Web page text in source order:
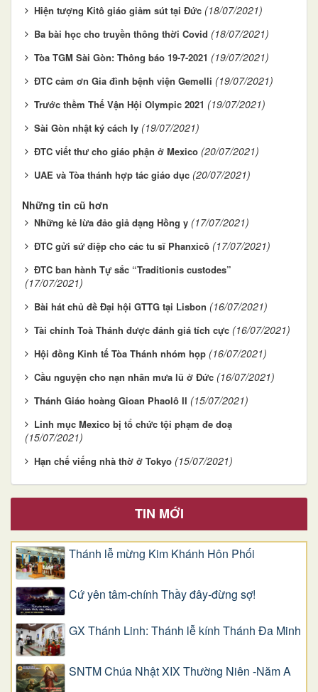
Hiện tượng Kitô giáo giảm sút tại Đức (18/07/2021)
Ba bài học cho truyền thông thời Covid (18/07/2021)
Tòa TGM Sài Gòn: Thông báo 19-7-2021 (19/07/2021)
ĐTC cảm ơn Gia đình bệnh viện Gemelli (19/07/2021)
Trước thềm Thế Vận Hội Olympic 2021 (19/07/2021)
Sài Gòn nhật ký cách ly (19/07/2021)
ĐTC viết thư cho giáo phận ở Mexico (20/07/2021)
UAE và Tòa thánh hợp tác giáo dục (20/07/2021)
Những tin cũ hơn
Những kẻ lừa đảo giả dạng Hồng y (17/07/2021)
ĐTC gửi sứ điệp cho các tu sĩ Phanxicô (17/07/2021)
ĐTC ban hành Tự sắc “Traditionis custodes”
(17/07/2021)
Bài hát chủ đề Đại hội GTTG tại Lisbon (16/07/2021)
Tài chính Toà Thánh được đánh giá tích cực (16/07/2021)
Hội đồng Kinh tế Tòa Thánh nhóm họp (16/07/2021)
Cầu nguyện cho nạn nhân mưa lũ ở Đức (16/07/2021)
Thánh Giáo hoàng Gioan Phaolô II (15/07/2021)
Linh mục Mexico bị tổ chức tội phạm đe doạ
(15/07/2021)
Hạn chế viếng nhà thờ ở Tokyo (15/07/2021)
TIN MỚI
Thánh lễ mừng Kim Khánh Hôn Phối
Cứ yên tâm-chính Thầy đây-đừng sợ!
GX Thánh Linh: Thánh lễ kính Thánh Đa Minh
SNTM Chúa Nhật XIX Thường Niên -Năm A